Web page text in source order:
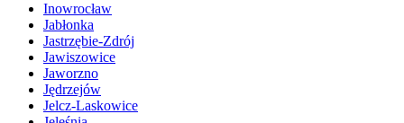
Inowrocław
Jabłonka
Jastrzębie-Zdrój
Jawiszowice
Jaworzno
Jędrzejów
Jelcz-Laskowice